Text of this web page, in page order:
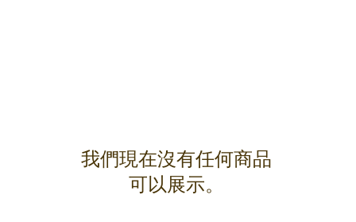
我們現在沒有任何商品
可以展示。